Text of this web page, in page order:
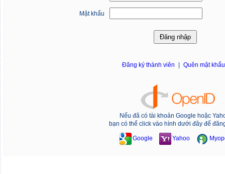
Mật khẩu
Đăng ký thành viên Quên mật
Nếu đã có tài khoản Google hoặc
bạn có thể click vào hình dưới đây để
Google Yahoo